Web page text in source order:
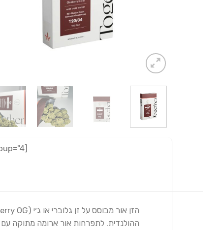
[adrotate group="4"]
ההולנדית. לתפרחות אור ארומה מתוקה עם